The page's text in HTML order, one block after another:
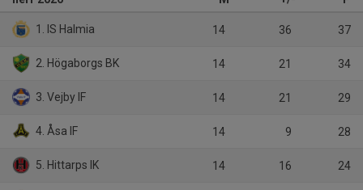
1. IS Halmia 14 36 37
2. Högaborgs BK 14 21 34
3. Vejby IF 14 21 29
4. Åsa IF 14 9 28
5. Hittarps IK 14 16 24